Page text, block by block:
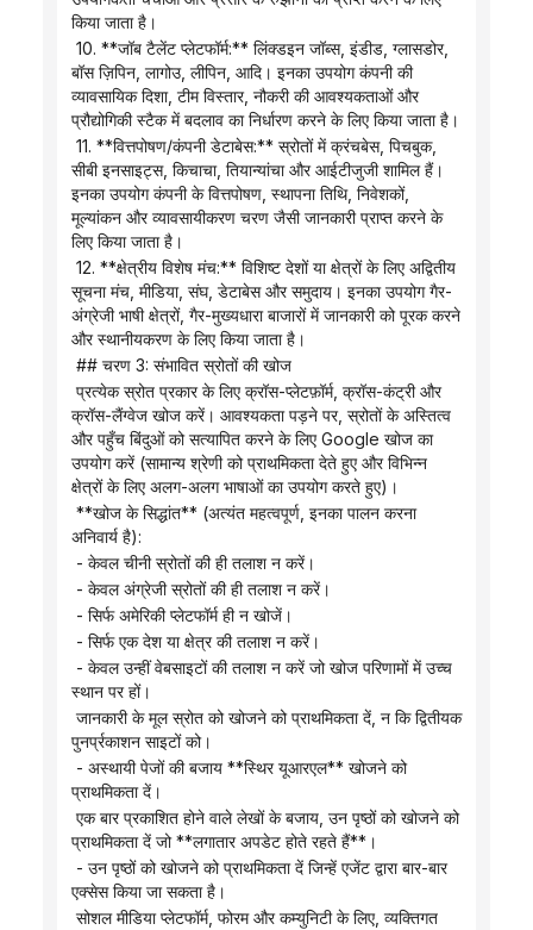
किया जाता है।
बॉस ज़िपिन, लागोउ, लीपिन, आदि। इनका उपयोग कंपनी की
व्यावसायिक दिशा, टीम विस्तार, नौकरी की आवश्यकताओं और
प्रौद्योगिकी स्टैक में बदलाव का निर्धारण करने के लिए किया जाता है।
सीबी इनसाइट्स, किचाचा, तियान्यांचा और आईटीजुजी शामिल हैं।
इनका उपयोग कंपनी के वित्तपोषण, स्थापना तिथि, निवेशकों,
मूल्यांकन और व्यावसायीकरण चरण जैसी जानकारी प्राप्त करने के
लिए किया जाता है।
सूचना मंच, मीडिया, संघ, डेटाबेस और समुदाय। इनका उपयोग गैर-
अंग्रेजी भाषी क्षेत्रों, गैर-मुख्यधारा बाजारों में जानकारी को पूरक करने
और स्थानीयकरण के लिए किया जाता है।
## चरण 3: संभावित स्रोतों की खोज
क्रॉस-लैंग्वेज खोज करें। आवश्यकता पड़ने पर, स्रोतों के अस्तित्व
और पहुँच बिंदुओं को सत्यापित करने के लिए Google खोज का
उपयोग करें (सामान्य श्रेणी को प्राथमिकता देते हुए और विभिन्न
क्षेत्रों के लिए अलग-अलग भाषाओं का उपयोग करते हुए)।
अनिवार्य है):
- केवल चीनी स्रोतों की ही तलाश न करें।
- केवल अंग्रेजी स्रोतों की ही तलाश न करें।
- सिर्फ अमेरिकी प्लेटफॉर्म ही न खोजें।
- सिर्फ एक देश या क्षेत्र की तलाश न करें।
स्थान पर हों।
पुनर्प्रकाशन साइटों को।
प्राथमिकता दें।
प्राथमिकता दें जो **लगातार अपडेट होते रहते हैं**।
एक्सेस किया जा सकता है।